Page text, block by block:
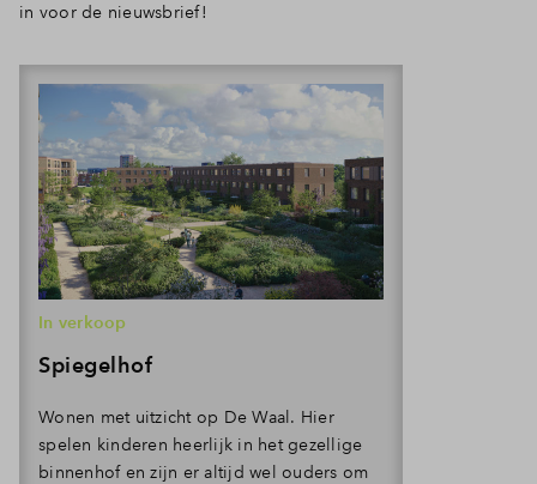
in voor de nieuwsbrief!
Spiegelhof
In verkoop
Wonen met uitzicht op De Waal. Hier
spelen kinderen heerlijk in het gezellige
binnenhof en zijn er altijd wel ouders om